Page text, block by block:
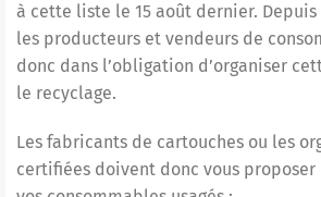
à cette liste le 15 août dernier.
les producteurs et vendeurs de
donc dans l’obligation d’organiser
le recyclage.
Les fabricants de cartouches ou les
certifiées doivent donc vous